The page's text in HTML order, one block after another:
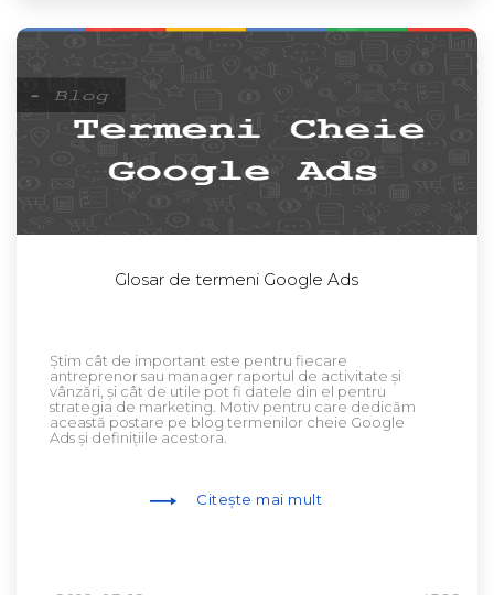
Glosar de termeni Google Ads
Știm cât de important este pentru fiecare
antreprenor sau manager raportul de activitate și
vânzări, și cât de utile pot fi datele din el pentru
strategia de marketing. Motiv pentru care dedicăm
această postare pe blog termenilor cheie Google
Ads și definițiile acestora.
Citește mai mult